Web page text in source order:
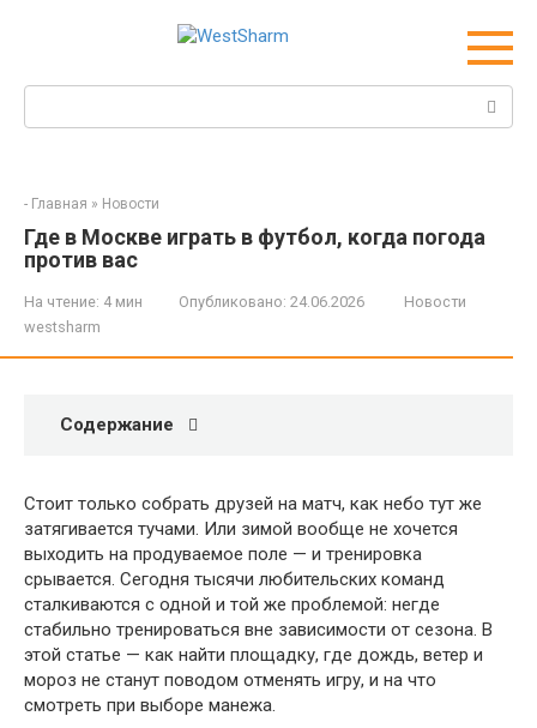
- Главная » Новости
Где в Москве играть в футбол, когда погода
против вас
На чтение: 4 мин Опубликовано: 24.06.2026
Новости
westsharm
Содержание
Стоит только собрать друзей на матч, как небо тут же
затягивается тучами. Или зимой вообще не хочется
выходить на продуваемое поле — и тренировка
срывается. Сегодня тысячи любительских команд
сталкиваются с одной и той же проблемой: негде
стабильно тренироваться вне зависимости от сезона. В
этой статье — как найти площадку, где дождь, ветер и
мороз не станут поводом отменять игру, и на что
смотреть при выборе манежа.